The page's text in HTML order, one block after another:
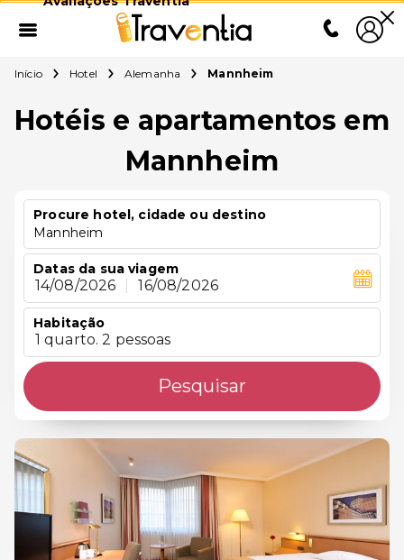
Início Hotel Alemanha Mannheim
Hotéis e apartamentos em
Mannheim
Procure hotel, cidade ou destino
Mannheim
Datas da sua viagem
14/08/2026 16/08/2026
Habitação
1 quarto. 2 pessoas
Pesquisar